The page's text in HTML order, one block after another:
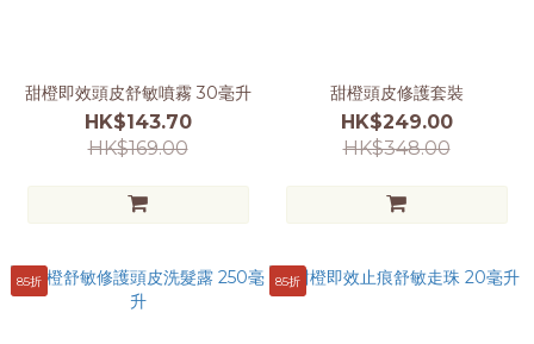
甜橙即效頭皮舒敏噴霧 30毫升
HK$143.70
HK$169.00
甜橙頭皮修護套裝
HK$249.00
HK$348.00
85折 85折